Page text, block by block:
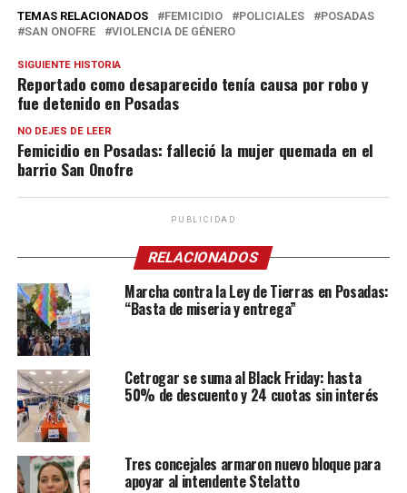
TEMAS RELACIONADOS FEMICIDIO POLICIALES
POSADAS
SAN ONOFRE
VIOLENCIA DE GÉNERO
SIGUIENTE HISTORIA
Reportado como desaparecido tenía causa por robo y
fue detenido en Posadas
NO DEJES DE LEER
Femicidio en Posadas: falleció la mujer quemada en el
barrio San Onofre
PUBLICIDAD
RELACIONADOS
Marcha contra la Ley de Tierras en Posadas:
“Basta de miseria y entrega”
Cetrogar se suma al Black Friday: hasta
50% de descuento y 24 cuotas sin interés
Tres concejales armaron nuevo bloque para
apoyar al intendente Stelatto